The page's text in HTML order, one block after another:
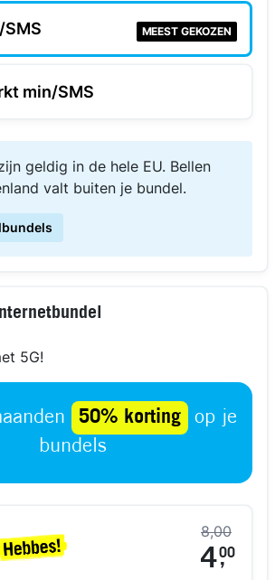
MEEST GEKOZEN
min/SMS
geldig in de hele EU. Bellen
valt buiten je bundel.
5G!
50% korting
op je
bundels
8,00
4,
00